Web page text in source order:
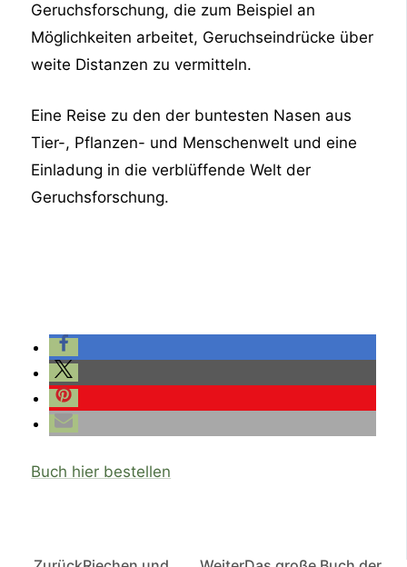
Geruchsforschung, die zum Beispiel an
Möglichkeiten arbeitet, Geruchseindrücke über
weite Distanzen zu vermitteln.
Eine Reise zu den der buntesten Nasen aus
Tier-, Pflanzen- und Menschenwelt und eine
Einladung in die verblüffende Welt der
Geruchsforschung.
Buch hier bestellen